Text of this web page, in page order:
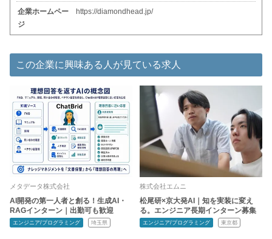
企業ホームペー
ジ
https://diamondhead.jp/
この企業に興味ある人が見ている求人
メタデータ株式会社
AI開発の第一人者と創る！生成AI・
RAGインターン｜出勤可も歓迎
エンジニア/プログラミング 埼玉県
株式会社エムニ
松尾研×京大発AI｜知を実装に変え
る。エンジニア長期インターン募集
エンジニア/プログラミング 東京都